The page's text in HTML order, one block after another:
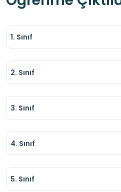
1. Sınıf
2. Sınıf
3. Sınıf
4. Sınıf
5. Sınıf